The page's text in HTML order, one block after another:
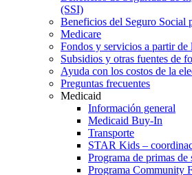
(SSI)
Beneficios del Seguro Social
Medicare
Fondos y servicios a partir de
Subsidios y otras fuentes de
Ayuda con los costos de la
Preguntas frecuentes
Medicaid
Información general
Medicaid Buy-In
Transporte
STAR Kids –
Programa de primas
Programa Community